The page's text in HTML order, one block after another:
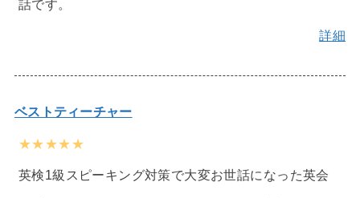
話です。
詳細
ベストティーチャー
★★★★★
英検1級スピーキング対策で大変お世話になった英会